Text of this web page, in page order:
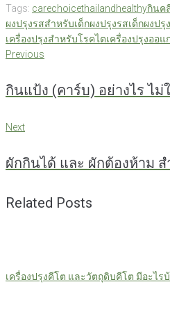
Tags: carechoicethailandhealthyกินค
ผงปรุงรสสำหรับเด็กผงปรุงรสเด็กผงปรุ
เครื่องปรุงสำหรับโรคไตเครื่องปรุงออแ
แนะแนว
เรื่อง
Previous
Previous
กินแป้ง (คาร์บ) อย่างไร ไม่
Next
Next
ผักกินได้ และ ผักต้องห้าม
Related Posts
เครื่องปรุงคีโต และวัตถุดิบคีโต มีอะไร